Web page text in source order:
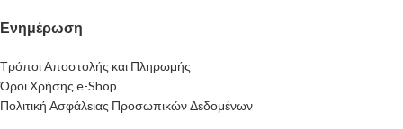
Ενημέρωση
Τρόποι Αποστολής και Πληρωμής
Όροι Χρήσης e-Shop
Πολιτική Ασφάλειας Προσωπικών Δεδομένων